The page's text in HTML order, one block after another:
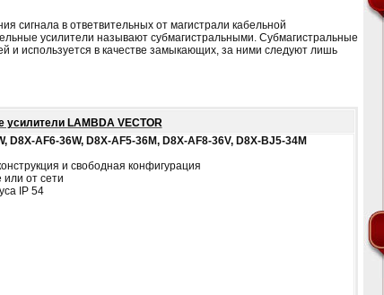
сигнала в ответвительных от магистрали кабельной
усилители называют субмагистральными. Субмагистральные
и используется в качестве замыкающих, за ними следуют лишь
усилители LAMBDA VECTOR
D8X-AF6-36W, D8X-AF5-36M, D8X-AF8-36V, D8X-BJ5-34M
и свободная конфигурация
или от сети
IP 54